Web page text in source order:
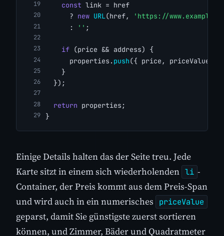
const link = href
      ?
new URL(href,
'https://www.example-
      :
'' ;
if (price && address) {
      properties.
push({ price, priceValue,
    }
  });
return properties;
}
Einige Details halten das der Seite treu. Jede
Karte sitzt in einem sich wiederholenden li -
Container, der Preis kommt aus dem Preis-Span
und wird auch in ein numerisches
priceValue
geparst, damit Sie günstigste zuerst sortieren
können, und Zimmer, Bäder und Quadratmeter